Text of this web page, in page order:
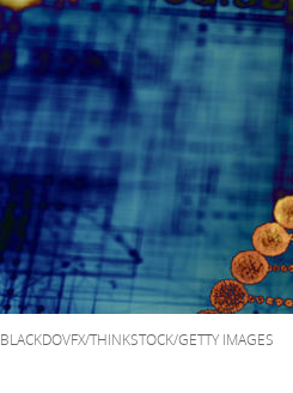
BLACKDOVFX/THINKSTOCK/GETTY IMAGES